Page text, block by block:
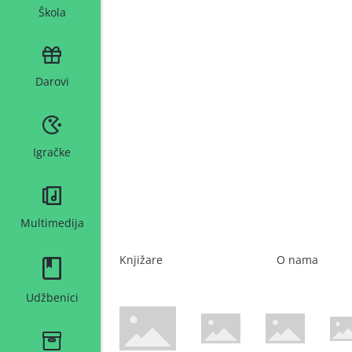
Škola
Darovi
Igračke
Multimedija
Udžbenici
Knjižare O nama
WsPay web stranicaMaestro web stranicaMastercard web